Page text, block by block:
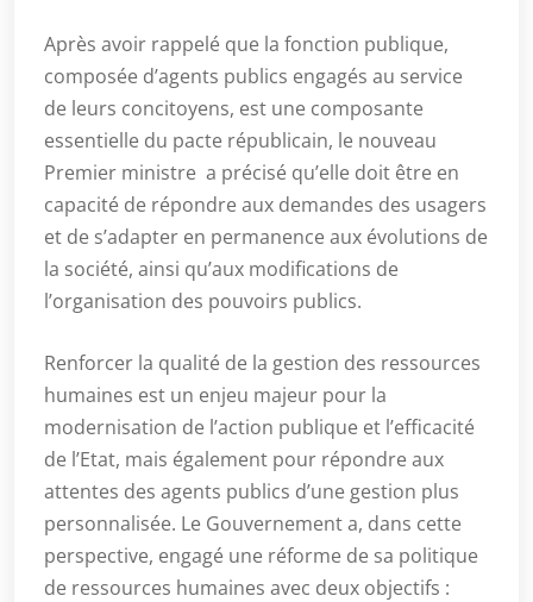
Après avoir rappelé que la fonction publique,
composée d’agents publics engagés au service
de leurs concitoyens, est une composante
essentielle du pacte républicain, le nouveau
Premier ministre a précisé qu’elle doit être en
capacité de répondre aux demandes des usagers
et de s’adapter en permanence aux évolutions de
la société, ainsi qu’aux modifications de
l’organisation des pouvoirs publics.
Renforcer la qualité de la gestion des ressources
humaines est un enjeu majeur pour la
modernisation de l’action publique et l’efficacité
de l’Etat, mais également pour répondre aux
attentes des agents publics d’une gestion plus
personnalisée. Le Gouvernement a, dans cette
perspective, engagé une réforme de sa politique
de ressources humaines avec deux objectifs :